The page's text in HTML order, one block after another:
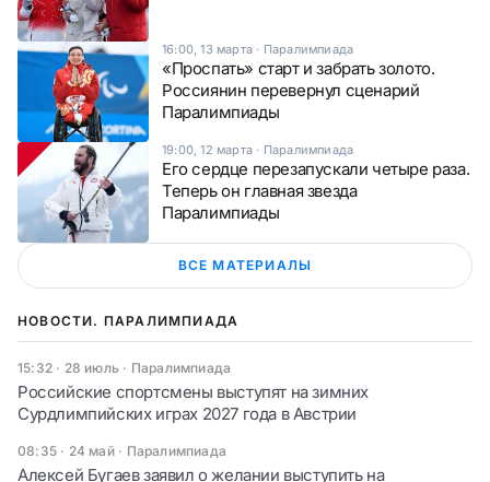
16:00, 13 марта · Паралимпиада
«Проспать» старт и забрать золото.
Россиянин перевернул сценарий
Паралимпиады
19:00, 12 марта · Паралимпиада
Его сердце перезапускали четыре раза.
Теперь он главная звезда
Паралимпиады
ВСЕ МАТЕРИАЛЫ
НОВОСТИ. ПАРАЛИМПИАДА
15:32 · 28 июль · Паралимпиада
Российские спортсмены выступят на зимних
Сурдлимпийских играх 2027 года в Австрии
08:35 · 24 май· Паралимпиада
Алексей Бугаев заявил о желании выступить на